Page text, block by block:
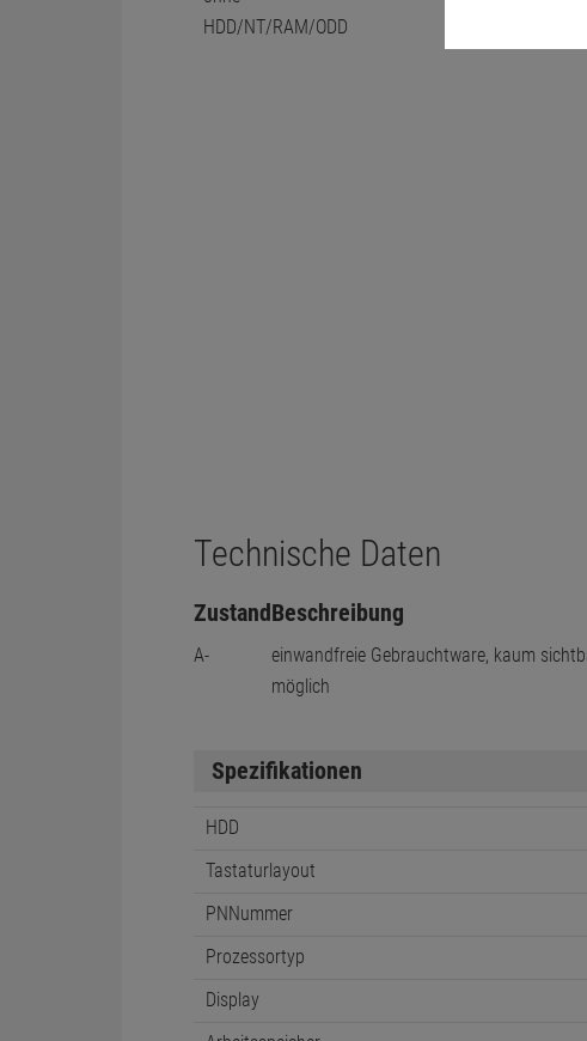
Technische Daten
Zustand
A-
Beschreibung
einwandfreie Gebrauchtware, kaum
möglich
Spezifikationen
HDD
Tastaturlayout
PNNummer
Prozessortyp
Display